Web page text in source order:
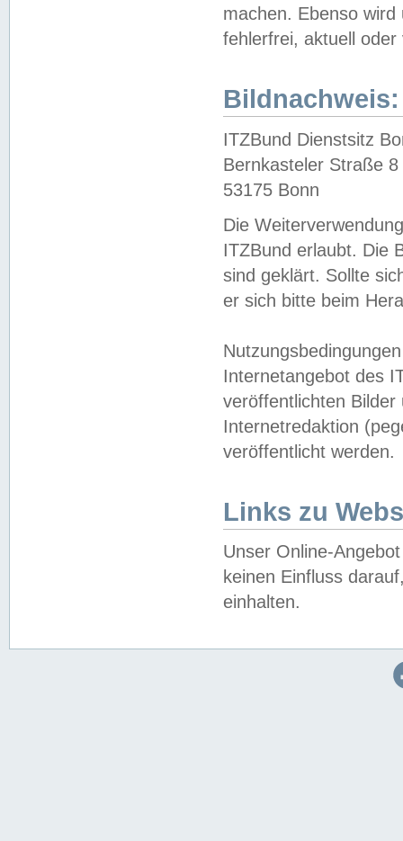
machen. Ebenso
fehlerfrei, aktuell oder
Bildnachweis:
ITZBund Dienstsitz
Bernkasteler Straße 8
53175 Bonn
Die
ITZBund erlaubt. Die
sind geklärt. Sollte
er sich bitte beim
Internetangebot des
veröffentlichten
Internetredaktion
veröffentlicht werden.
Links zu
Unser Online-
keinen Einfluss
einhalten.